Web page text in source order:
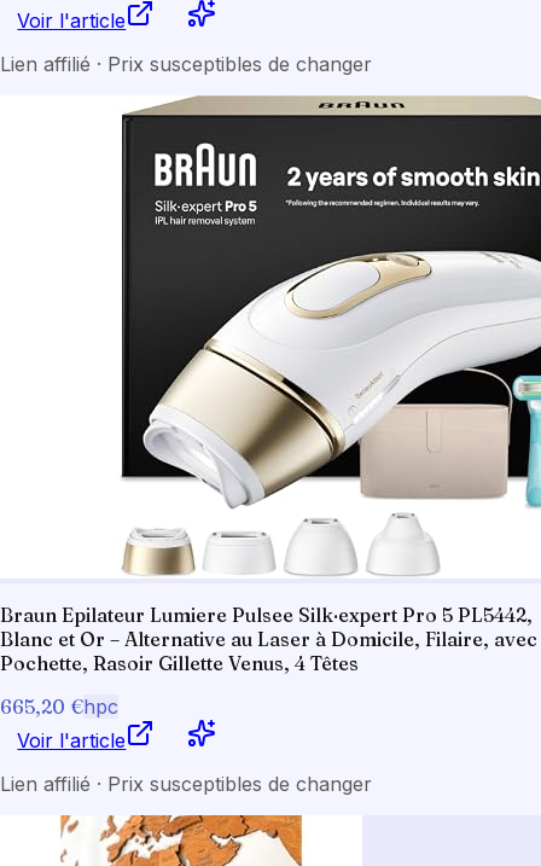
Voir l'article
Lien affilié · Prix susceptibles de changer
Braun Epilateur Lumiere Pulsee Silk·expert Pro 5 PL5442,
Blanc et Or – Alternative au Laser à Domicile, Filaire, avec
Pochette, Rasoir Gillette Venus, 4 Têtes
665,20 €hpc
Voir l'article
Lien affilié · Prix susceptibles de changer